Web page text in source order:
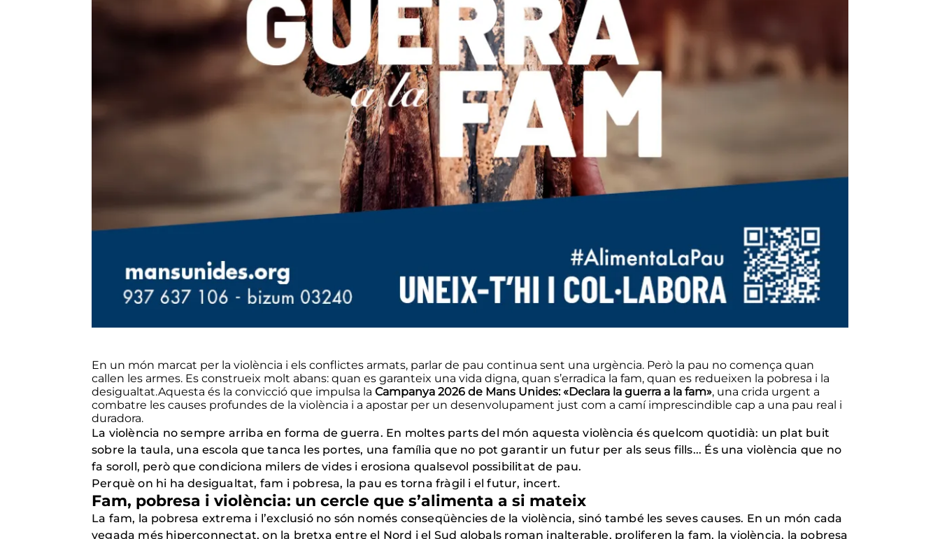
En un món marcat per la violència i els conflictes armats, parlar de pau continua sent una urgència. Però la pau no comença quan
callen les armes. Es construeix molt abans: quan es garanteix una vida digna, quan s’erradica la fam, quan es redueixen la pobresa i la
desigualtat.Aquesta és la convicció que impulsa la Campanya 2026 de Mans Unides: «Declara la guerra a la fam», una crida urgent a
combatre les causes profundes de la violència i a apostar per un desenvolupament just com a camí imprescindible cap a una pau real i
duradora.
La violència no sempre arriba en forma de guerra. En moltes parts del món aquesta violència és quelcom quotidià: un plat buit
sobre la taula, una escola que tanca les portes, una família que no pot garantir un futur per als seus fills... És una violència que no
fa soroll, però que condiciona milers de vides i erosiona qualsevol possibilitat de pau.
Perquè on hi ha desigualtat, fam i pobresa, la pau es torna fràgil i el futur, incert.
Fam, pobresa i violència: un cercle que s’alimenta a si mateix
La fam, la pobresa extrema i l’exclusió no són només conseqüències de la violència, sinó també les seves causes. En un món cada
vegada més hiperconnectat, on la bretxa entre el Nord i el Sud globals roman inalterable, proliferen la fam, la violència, la pobresa